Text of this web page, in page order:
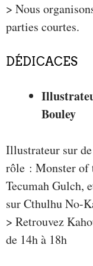
> Nous
parties courtes.
DÉDICACES
Bouley
Illustrateur sur
rôle : Monster of
Tecumah Gulch,
sur Cthulhu No-
> Retrouvez
de 14h à 18h